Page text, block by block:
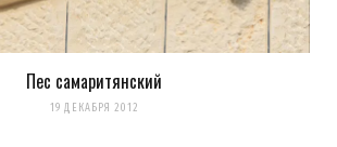
Пес самаритянский
19 ДЕКАБРЯ 2012